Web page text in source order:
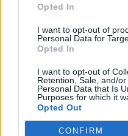
Opted In
I want to opt-out of
Personal Data for
Opted In
I want to opt-out of
Retention, Sale, and/
Personal Data that Is
Purposes for which it
Opted Out
CONFIRM
Mercato del
avviamenti
metropolitana